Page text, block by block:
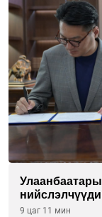
төслийг
9 цаг 11 мин